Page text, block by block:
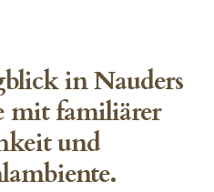
in Nauders
mit familiärer
und